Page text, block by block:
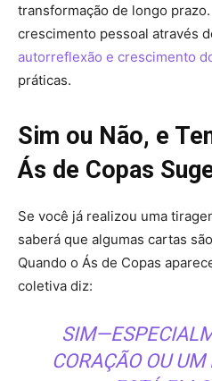
transformação de longo
crescimento pessoal através
autorreflexão e crescimento
práticas.
Sim ou Não, e
Ás de Copas
Se você já realizou uma
saberá que algumas cartas
Quando o Ás de Copas
coletiva diz:
CORAÇÃO OU